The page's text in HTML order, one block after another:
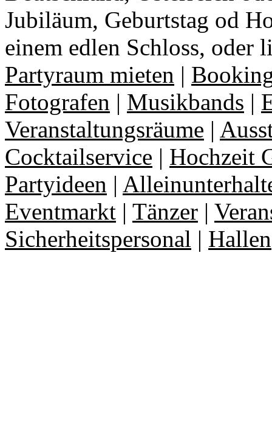
Jubiläum, Geburtstag od
einem edlen Schloss, oder
Partyraum mieten |
Fotografen | Musikbands |
Veranstaltungsräume |
Cocktailservice | Hochzeit
Partyideen |
Eventmarkt | Tänzer |
Sicherheitspersonal | Hallen